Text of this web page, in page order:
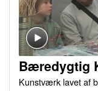
Bæredygtig
Kunstværk lavet af